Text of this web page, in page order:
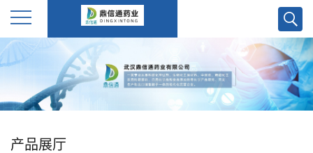
公
产品展厅